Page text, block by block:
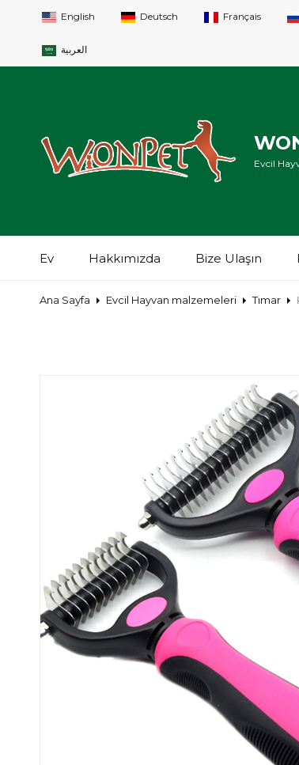
English Deutsch Français
العربية
Evcil
Ev Hakkımızda Bize Ulaşın
Ana Sayfa Evcil Hayvan malzemeleri Tımar